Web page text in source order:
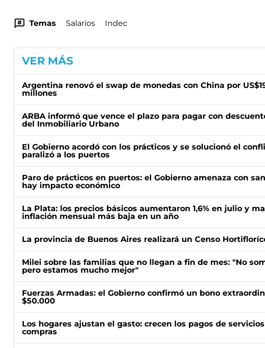
Temas Salarios Indec
VER MÁS
Argentina renovó el swap de monedas con China por
millones
ARBA informó que vence el plazo para pagar con
del Inmobiliario Urbano
El Gobierno acordó con los prácticos y se solucionó el
paralizó a los puertos
Paro de prácticos en puertos: el Gobierno amenaza con
hay impacto económico
La Plata: los precios básicos aumentaron 1,6% en julio y
inflación mensual más baja en un año
La provincia de Buenos Aires realizará un Censo
Milei sobre las familias que no llegan a fin de mes: "No
pero estamos mucho mejor"
Fuerzas Armadas: el Gobierno confirmó un bono
$50.000
Los hogares ajustan el gasto: crecen los pagos de
compras